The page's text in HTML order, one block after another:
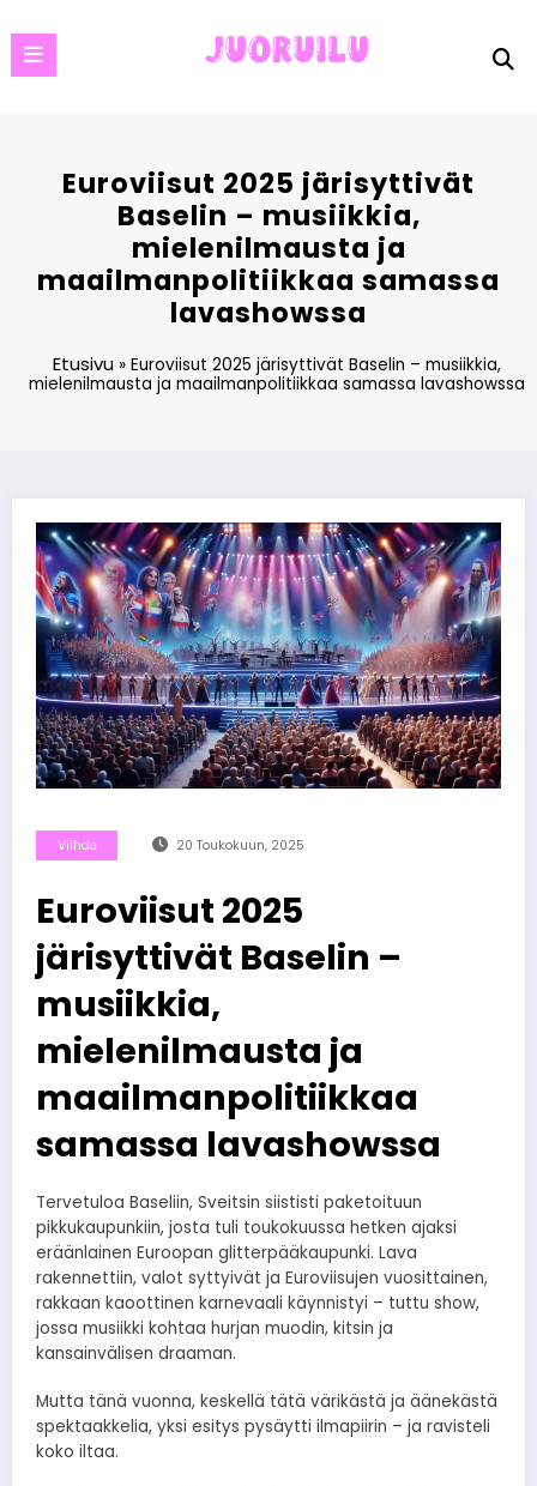
to
content
Euroviisut 2025 järisyttivät
Baselin – musiikkia,
mielenilmausta ja
maailmanpolitiikkaa samassa
lavashowssa
Etusivu» Euroviisut 2025 järisyttivät Baselin – musiikkia,
mielenilmausta ja maailmanpolitiikkaa samassa lavashowssa
Viihde 20 Toukokuun, 2025
Euroviisut 2025
järisyttivät Baselin –
musiikkia,
mielenilmausta ja
maailmanpolitiikkaa
samassa lavashowssa
Tervetuloa Baseliin, Sveitsin siististi paketoituun
pikkukaupunkiin, josta tuli toukokuussa hetken ajaksi
eräänlainen Euroopan glitterpääkaupunki. Lava
rakennettiin, valot syttyivät ja Euroviisujen vuosittainen,
rakkaan kaoottinen karnevaali käynnistyi – tuttu show,
jossa musiikki kohtaa hurjan muodin, kitsin ja
kansainvälisen draaman.
Mutta tänä vuonna, keskellä tätä värikästä ja äänekästä
spektaakkelia, yksi esitys pysäytti ilmapiirin – ja ravisteli
koko iltaa.